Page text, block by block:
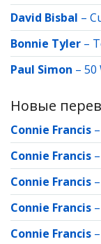
David Bisbal –
Bonnie Tyler –
Paul Simon – 50
Новые
Connie Francis –
Connie Francis –
Connie Francis –
Connie Francis –
Connie Francis –